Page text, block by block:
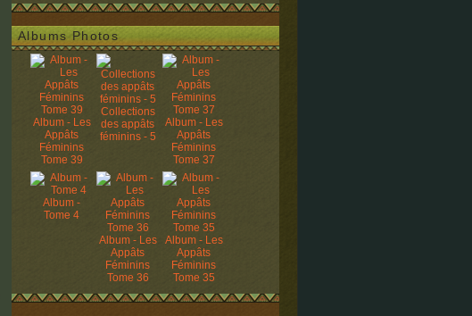
Albums Photos
Album - Les
Appâts
Féminins
Tome 39
Collections
des appâts
féminins - 5
Album - Les
Appâts
Féminins
Tome 37
Album -
Tome 4
Album - Les
Appâts
Féminins
Tome 36
Album - Les
Appâts
Féminins
Tome 35